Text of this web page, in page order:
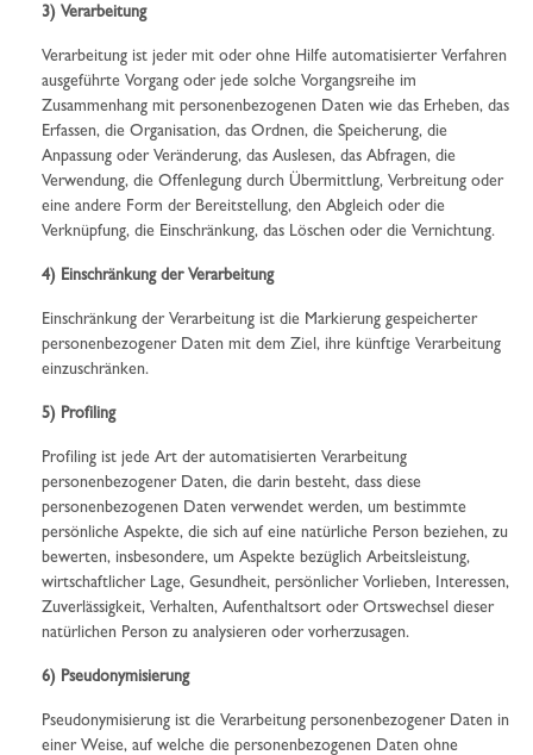
3) Verarbeitung
Verarbeitung ist jeder mit oder ohne Hilfe automatisierter Verfahren
ausgeführte Vorgang oder jede solche Vorgangsreihe im
Zusammenhang mit personenbezogenen Daten wie das Erheben, das
Erfassen, die Organisation, das Ordnen, die Speicherung, die
Anpassung oder Veränderung, das Auslesen, das Abfragen, die
Verwendung, die Offenlegung durch Übermittlung, Verbreitung oder
eine andere Form der Bereitstellung, den Abgleich oder die
Verknüpfung, die Einschränkung, das Löschen oder die Vernichtung.
4) Einschränkung der Verarbeitung
Einschränkung der Verarbeitung ist die Markierung gespeicherter
personenbezogener Daten mit dem Ziel, ihre künftige Verarbeitung
einzuschränken.
5) Profiling
Profiling ist jede Art der automatisierten Verarbeitung
personenbezogener Daten, die darin besteht, dass diese
personenbezogenen Daten verwendet werden, um bestimmte
persönliche Aspekte, die sich auf eine natürliche Person beziehen, zu
bewerten, insbesondere, um Aspekte bezüglich Arbeitsleistung,
wirtschaftlicher Lage, Gesundheit, persönlicher Vorlieben, Interessen,
Zuverlässigkeit, Verhalten, Aufenthaltsort oder Ortswechsel dieser
natürlichen Person zu analysieren oder vorherzusagen.
6) Pseudonymisierung
Pseudonymisierung ist die Verarbeitung personenbezogener Daten in
einer Weise, auf welche die personenbezogenen Daten ohne